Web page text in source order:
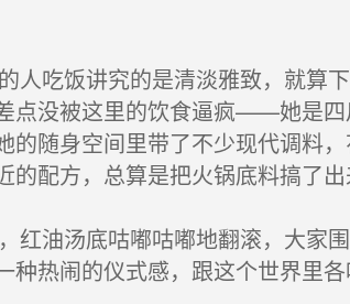
吃饭讲究的是清淡雅致，就算
没被这里的饮食逼疯——她是四
随身空间里带了不少现代调料
配方，总算是把火锅底料搞了出
油汤底咕嘟咕嘟地翻滚，大家
热闹的仪式感，跟这个世界里各